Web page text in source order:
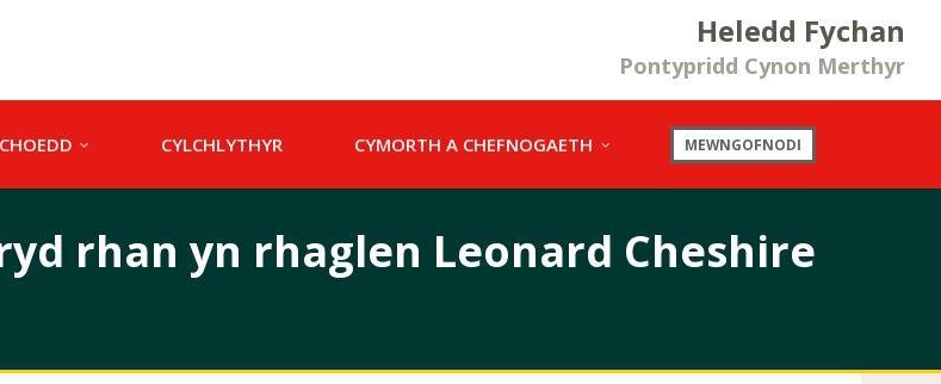
Heledd Fychan
Pontypridd Cynon Merthyr
CYLCHLYTHYR CYMORTH A CHEFNOGAETH MEWNGOFNODI
rhan yn rhaglen Leonard Cheshire